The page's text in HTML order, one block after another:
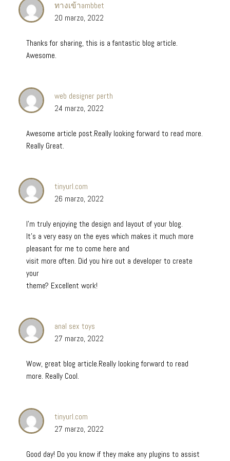
ทางเข้าambbet
20 marzo, 2022
Thanks for sharing, this is a fantastic blog article.
Awesome.
web designer perth
24 marzo, 2022
Awesome article post.Really looking forward to read more.
Really Great.
tinyurl.com
26 marzo, 2022
I’m truly enjoying the design and layout of your blog.
It’s a very easy on the eyes which makes it much more
pleasant for me to come here and
visit more often. Did you hire out a developer to create
your
theme? Excellent work!
anal sex toys
27 marzo, 2022
Wow, great blog article.Really looking forward to read
more. Really Cool.
tinyurl.com
27 marzo, 2022
Good day! Do you know if they make any plugins to assist